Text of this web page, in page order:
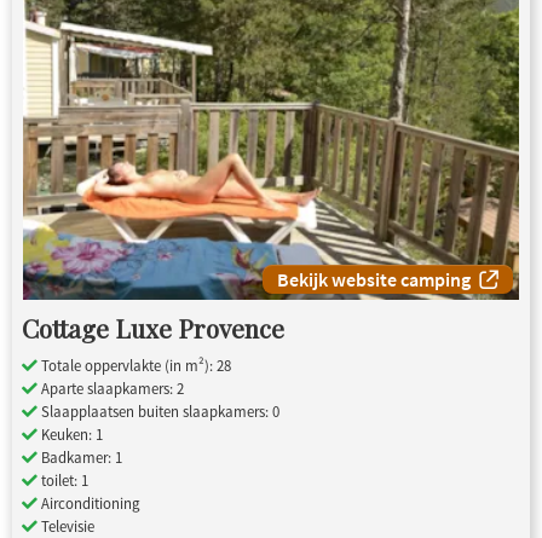
Bekijk website camping
Cottage Luxe Provence
Totale oppervlakte (in m²): 28
Aparte slaapkamers: 2
Slaapplaatsen buiten slaapkamers: 0
Keuken: 1
Badkamer: 1
toilet: 1
Airconditioning
Televisie